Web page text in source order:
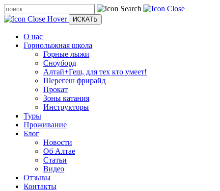
О нас
Горнолыжная школа
Горные лыжи
Сноуборд
Алтай+Геш, для тех кто умеет!
Шерегеш фрирайд
Прокат
Зоны катания
Инструкторы
Туры
Проживание
Блог
Новости
Об Алтае
Статьи
Видео
Отзывы
Контакты